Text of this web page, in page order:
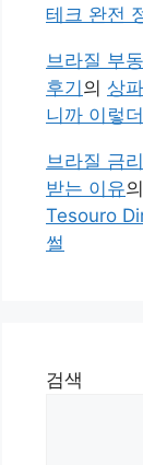
테크 완전
브라질 부
후기 의 상
니까 이렇
브라질 금
받는 이유의
Tesouro
썰
검색